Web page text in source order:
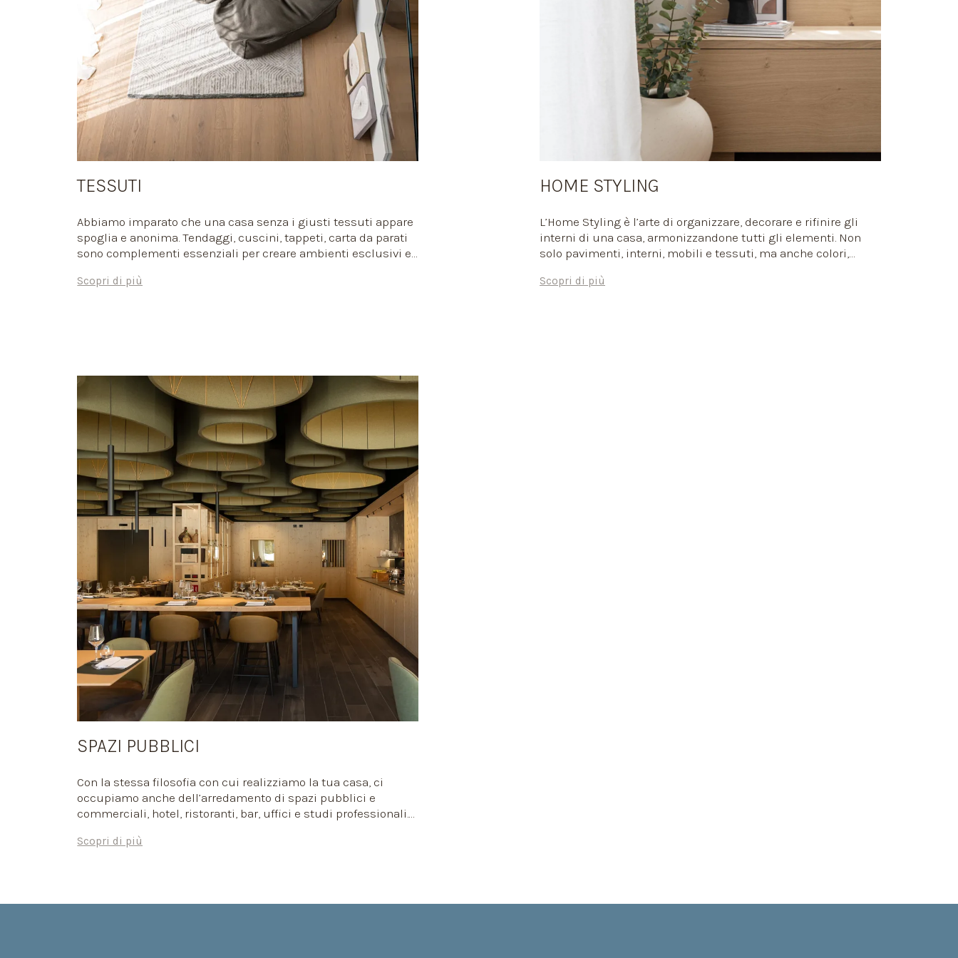
TESSUTI
Abbiamo imparato che una casa senza i giusti tessuti appare
spoglia e anonima. Tendaggi, cuscini, tappeti, carta da parati
sono complementi essenziali per creare ambienti esclusivi e
aiutiamo a selezionare quelli che si integrano perfettamente
Scopri di più
HOME STYLING
L’Home Styling è l’arte di organizzare, decorare e rifinire gli
interni di una casa, armonizzandone tutti gli elementi. Non
solo pavimenti, interni, mobili e tessuti, ma anche colori,
proponiamo una collezione d’eccellenza e ti aiutiamo a
Scopri di più
SPAZI PUBBLICI
Con la stessa filosofia con cui realizziamo la tua casa, ci
occupiamo anche dell’arredamento di spazi pubblici e
commerciali, hotel, ristoranti, bar, uffici e studi professionali.
misura, ma realizziamo spazi intorno a te e alla tua attività,
Scopri di più